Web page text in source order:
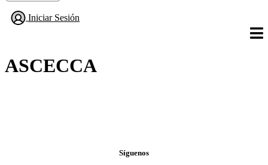
Iniciar Sesión
ASCECCA
Síguenos